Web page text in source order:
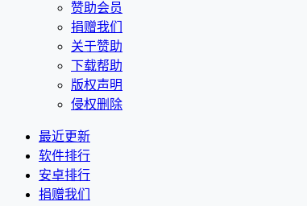
赞助会员
捐赠我们
关于赞助
下载帮助
版权声明
侵权删除
最近更新
软件排行
安卓排行
捐赠我们